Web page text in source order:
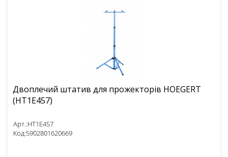
Двоплечий штатив для прожекторів HOEGERT
(HT1E457)
Арт.:HT1E457
Код:5902801620669